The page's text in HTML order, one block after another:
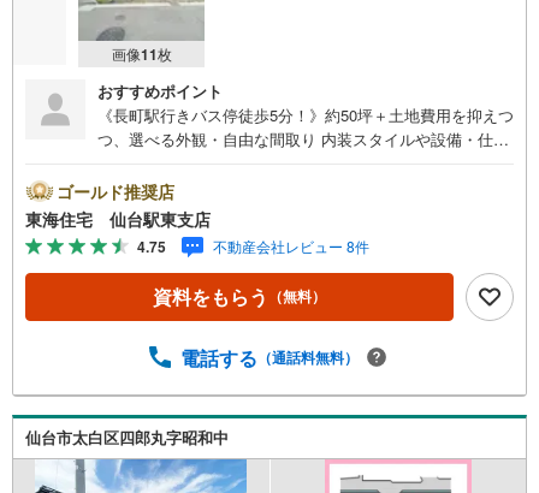
画像11枚
おすすめポイント
《長町駅行きバス停徒歩5分！》約50坪＋土地費用を抑えつ
つ、選べる外観・自由な間取り 内装スタイルや設備・仕様
プランあり！お気軽にご相談ください * 未掲載物件のご提
案・ご案内も可能です * アピールポイント *■建築条件付き
土地の場合、建てる家は注文住宅と同じく、 敷地条件に
合わせて自由に間取りや仕様を決められます ■お客様のご
希望に合わせて、イメージプラン＆総予算をご提案しま
す。■建物のご予算等、ご相談承ります 周辺環境 *・東四郎
ート吹上店:徒歩9分・ウジエスーパー袋原店:車5分 お問い
軽にお電話下さい！・来社はもちろん、メールでのご相
談、資料請求も大歓迎です ⇒お電話に抵抗がある方も安心
してお問い合わせください
ゴールド推奨店
東海住宅 仙台駅東支店
4.75 不動産会社レビュー 8件
資料をもらう （無料）
電話する （通話料無料）
仙台市太白区四郎丸字昭和中